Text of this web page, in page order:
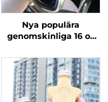
Nya populära
genomskinliga 16 oz
med lock och sugrör,
tvådelade dubbla
boba-muggar